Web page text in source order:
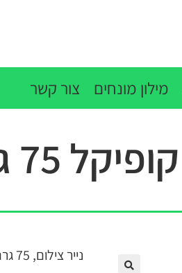
מילון מונחים צור קשר
קופיקל 75 גרם
נייר צילום, 75 גרם תוצרת מפעלי נייר חדרה, לובן גבוה, הדפסה מיטבית